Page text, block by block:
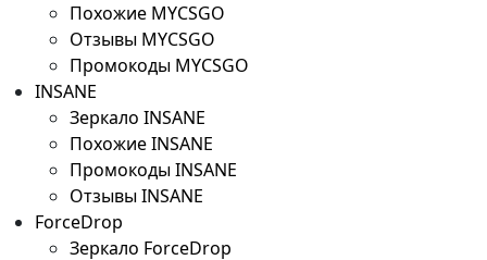
Похожие MYCSGO
Отзывы MYCSGO
Промокоды MYCSGO
INSANE
Зеркало INSANE
Похожие INSANE
Промокоды INSANE
Отзывы INSANE
ForceDrop
Зеркало ForceDrop